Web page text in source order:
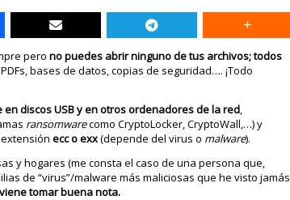
perono puedes abrir ninguno de tus archivos; todos
bases de datos, copias de seguridad…. ¡Todo
discos USB y en otros ordenadores de la red,
ransomwarecomo CryptoLocker, CryptoWall,…) y
extensiónecc o exx(depende del virus o malware).
y hogares (me consta el caso de una persona que,
de “virus”/malware más maliciosas que he visto jamás
tomar buena nota.